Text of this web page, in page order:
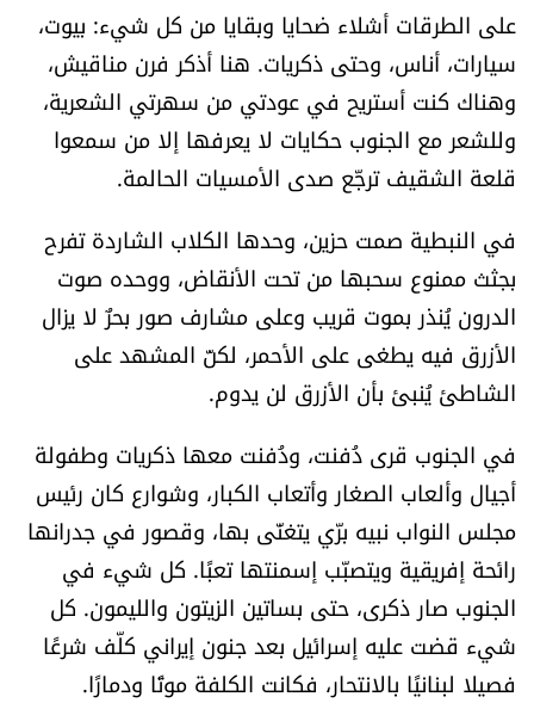
فصل من كتاب
اقرأ تضحك
كاميرا
سجالات
صحّة وصحن
الرياضة
منوّعات
حظّك اليوم
للتاريخ
فيديو
على الطرقات أشلاء ضحايا وبقايا من كل شيء: بيوت،
سيارات، أناس، وحتى ذكريات. هنا أذكر فرن مناقيش،
وهناك كنت أستريح في عودتي من سهرتي الشعرية،
وللشعر مع الجنوب حكايات لا يعرفها إلا من سمعوا
قلعة الشقيف ترجّع صدى الأمسيات الحالمة.
في النبطية صمت حزين، وحدها الكلاب الشاردة تفرح
بجثث ممنوع سحبها من تحت الأنقاض، ووحده صوت
الدرون يُنذر بموت قريب وعلى مشارف صور بحرٌ لا يزال
الأزرق فيه يطغى على الأحمر، لكنّ المشهد على
الشاطئ يُنبئ بأن الأزرق لن يدوم.
في الجنوب قرى دُفنت، ودُفنت معها ذكريات وطفولة
أجيال وألعاب الصغار وأتعاب الكبار، وشوارع كان رئيس
مجلس النواب نبيه برّي يتغنّى بها، وقصور في جدرانها
رائحة إفريقية ويتصبّب إسمنتها تعبًا. كل شيء في
الجنوب صار ذكرى، حتى بساتين الزيتون والليمون. كل
شيء قضت عليه إسرائيل بعد جنون إيراني كلّف شرعًا
فصيلا لبنانيًا بالانتحار، فكانت الكلفة موتًا ودمارًا.